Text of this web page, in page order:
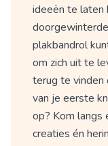
ideeën te
plakbandrol
om zich uit te
terug te vinden
van je eerste
op? Kom langs
creaties én